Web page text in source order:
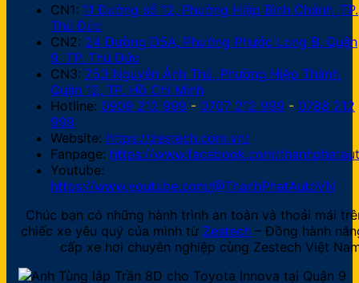
CN1: 11 Đường số 12, Phường Hiệp Bình Chánh, TP.
Thủ Đức
CN2: 24 Đường D5A, Phường Phước Long B, Quận
9, TP. Thủ Đức
CN3: 753 Nguyễn Ảnh Thủ, Phường Hiệp Thành,
Quận 12, TP. Hồ Chí Minh
Hotline: 0909 212 999 - 0707 212 999 - 0788 212
999
Website: https://zestech.com.vn/
Fanpage: https://www.facebook.com/
Youtube:
https://www.youtube.com/@ThanhPhatAutoVN
Chúc bạn có những hành trình an toàn và thoải mái
chiếc xe yêu quý của mình từ Zestech – Đồng hành
cấp xe hơi chuyên nghiệp cùng Zestech Việt